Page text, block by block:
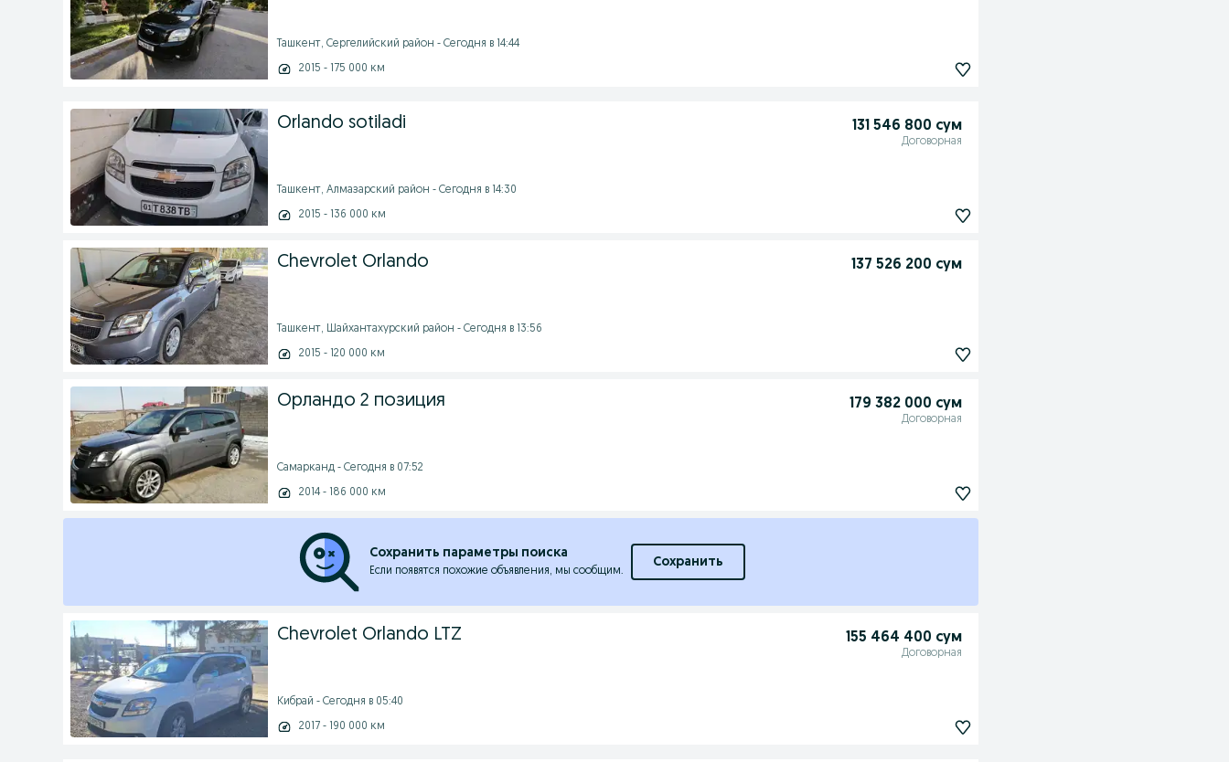
Ташкент, Сергелийский район - Сегодня в 14:44
2015 - 175 000 км
Orlando sotiladi 131 546 800 сум
Договорная
Ташкент, Алмазарский район - Сегодня в 14:30
2015 - 136 000 км
Chevrolet Orlando 137 526 200 сум
Ташкент, Шайхантахурский район - Сегодня в 13:56
2015 - 120 000 км
Орландо 2 позиция 179 382 000 сум
Договорная
Самарканд - Сегодня в 07:52
2014 - 186 000 км
Сохранить параметры поиска
Если появятся похожие объявления, мы сообщим.
Сохранить
Chevrolet Orlando LTZ 155 464 400 сум
Договорная
Кибрай - Сегодня в 05:40
2017 - 190 000 км